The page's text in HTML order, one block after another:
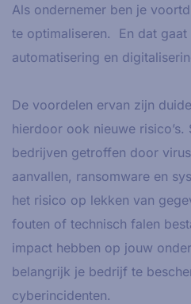
Als ondernemer ben je
te optimaliseren. En dat gaat
automatisering en
De voordelen ervan zijn
hierdoor ook nieuwe
bedrijven getroffen door
aanvallen, ransomware en
het risico op lekken van
fouten of technisch falen
impact hebben op jouw
belangrijk je bedrijf te
cyberincidenten.